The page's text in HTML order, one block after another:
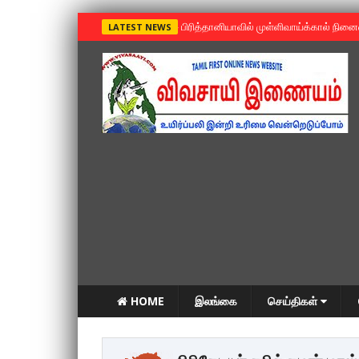
LATEST NEWS »பிரித்தானியாவில் முள்ளிவாய்க்கால்
HOME இலங்கை செய்திகள்